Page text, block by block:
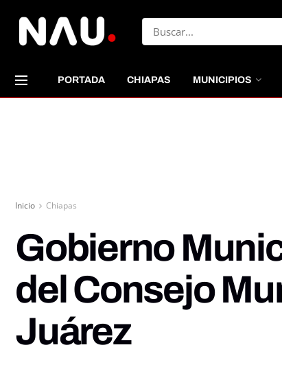
PORTADA CHIAPAS MUNICIPIOS
Inicio Chiapas
Gobierno
del Consejo
Juárez